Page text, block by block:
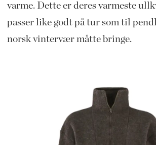
varme. Dette er deres varmeste
passer like godt på tur som til
norsk vintervær måtte bringe.